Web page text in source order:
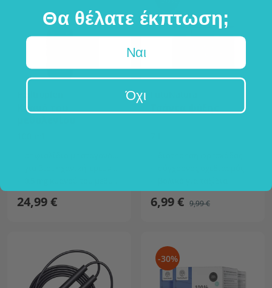
Κυανό του
24,99 € 6,99 € 9,99 €
-30%
Θα θέλατε έκπτωση;
Ναι
Όχι